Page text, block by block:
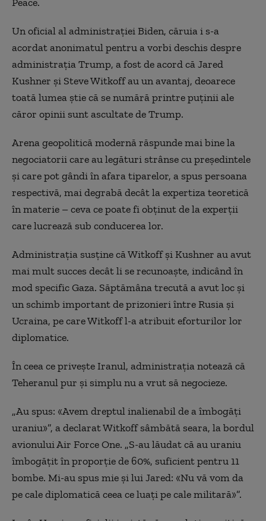
Un oficial al administrației Biden, căruia i s-a
acordat anonimatul pentru a vorbi deschis despre
administrația Trump, a fost de acord că Jared
Kushner și Steve Witkoff au un avantaj, deoarece
toată lumea știe că se numără printre puținii ale
căror opinii sunt ascultate de Trump.
Arena geopolitică modernă răspunde mai bine la
negociatorii care au legături strânse cu președintele
și care pot gândi în afara tiparelor, a spus persoana
respectivă, mai degrabă decât la expertiza teoretică
în materie – ceva ce poate fi obținut de la experții
care lucrează sub conducerea lor.
Administrația susține că Witkoff și Kushner au avut
mai mult succes decât li se recunoaște, indicând în
mod specific Gaza. Săptămâna trecută a avut loc și
un schimb important de prizonieri între Rusia și
Ucraina, pe care Witkoff l-a atribuit eforturilor lor
diplomatice.
În ceea ce privește Iranul, administrația notează că
Teheranul pur și simplu nu a vrut să negocieze.
„Au spus: «Avem dreptul inalienabil de a îmbogăți
uraniu»”, a declarat Witkoff sâmbătă seara, la bordul
avionului Air Force One. „S-au lăudat că au uraniu
îmbogățit în proporție de 60%, suficient pentru 11
bombe. Mi-au spus mie și lui Jared: «Nu vă vom da
pe cale diplomatică ceea ce luați pe cale militară»”.